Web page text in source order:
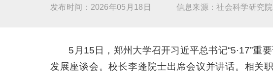
发布时间：2026年05月18日 信息来源：社会科学研究院
5月15日，郑州大学召开习近平总书记“5·17”重
发展座谈会。校长李蓬院士出席会议并讲话。相关